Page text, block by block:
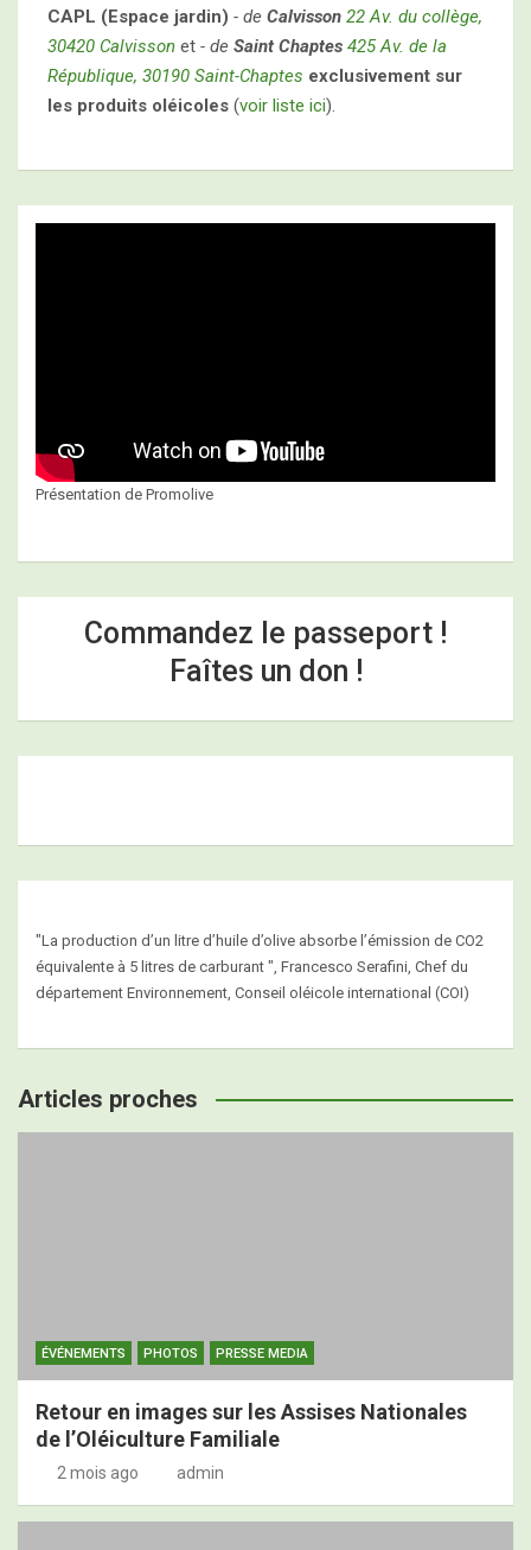
CAPL (Espace jardin) - de Calvisson 22 Av. du collège,
30420 Calvisson et - de Saint Chaptes 425 Av. de la
République, 30190 Saint-Chaptes exclusivement sur
les produits oléicoles (voir liste ici).
Présentation de Promolive
Commandez le passeport !
Faîtes un don !
"La production d’un litre d’huile d’olive absorbe l’émission de CO2
équivalente à 5 litres de carburant ", Francesco Serafini, Chef du
département Environnement, Conseil oléicole international (COI)
Articles proches
ÉVÉNEMENTS PHOTOS PRESSE MEDIA
Retour en images sur les Assises Nationales
de l’Oléiculture Familiale
2 mois ago admin